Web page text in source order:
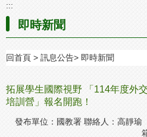
:::
即時新聞
回首頁 訊息公告 即時新聞
拓展學生國際視野 「114年度外
培訓營」報名開跑！
發布單位：國教署 聯絡人：高靜